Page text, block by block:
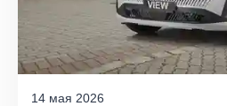
14 мая 2026